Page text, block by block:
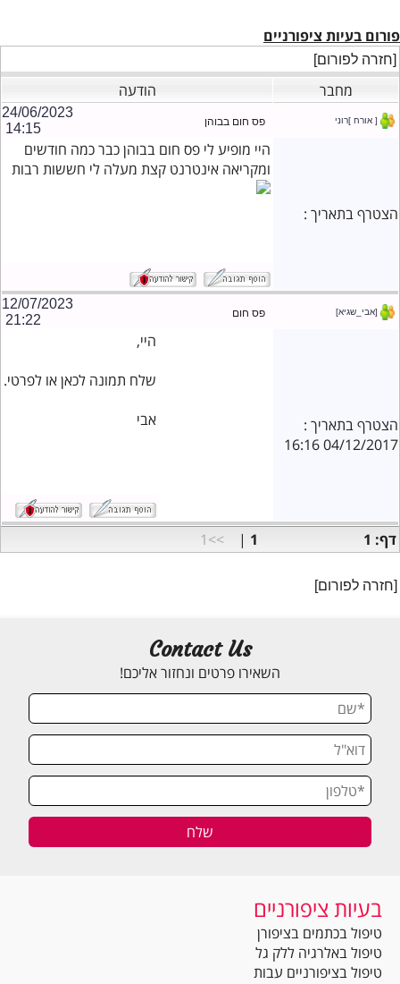
פורום בעיות ציפורניים
[חזרה לפורום]
מחבר הודעה
[ אורח ]רוני פס חום בבוהן
24/06/2023
14:15
הצטרף בתאריך :
היי מופיע לי פס חום בבוהן כבר כמה חודשים
ומקריאה אינטרנט קצת מעלה לי חששות רבות
[אבי_שגיא] פס חום
12/07/2023
21:22
הצטרף בתאריך :
04/12/2017 16:16
היי,
שלח תמונה לכאן או לפרטי.
אבי
דף: 1 1
|
>>1
[חזרה לפורום]
Contact Us
השאירו פרטים ונחזור אליכם!
בעיות ציפורניים
טיפול בכתמים בציפורן
טיפול באלרגיה ללק גל
טיפול בציפורניים עבות